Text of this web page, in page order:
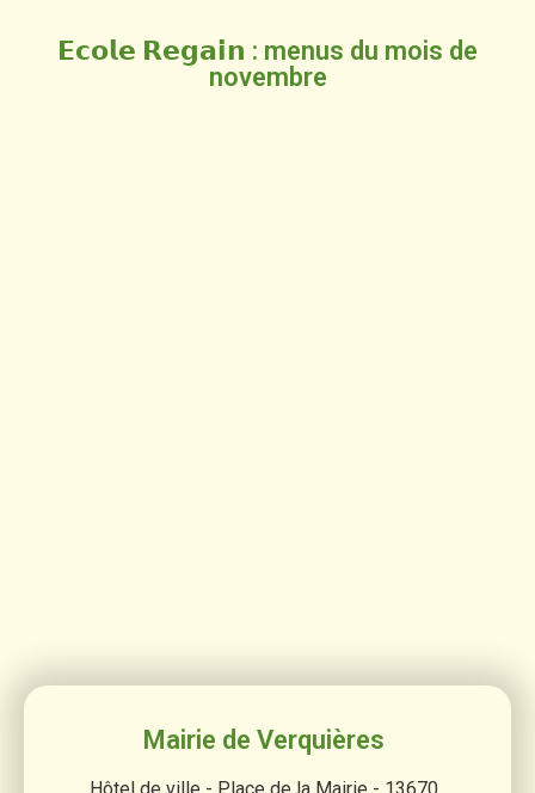
𝗘𝗰𝗼𝗹𝗲 𝗥𝗲𝗴𝗮𝗶𝗻 : menus du mois de
novembre
Mairie de Verquières